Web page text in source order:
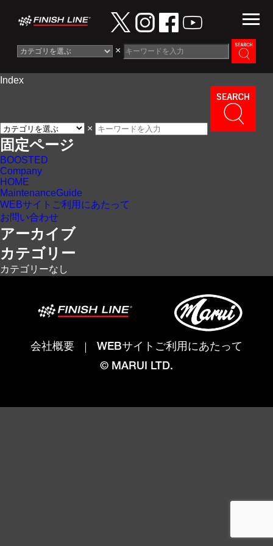
×
Information
Maintenance Guide
Contact
Index
×
固定ページ
BOOSTED
Company
HOME
MaintenanceGuide
WEBサイトご利用にあたって
お問い合わせ
アーカイブ
カテゴリー
カテゴリーなし
会社概要
WEBサイトご利用にあたって
© MARUI LTD.